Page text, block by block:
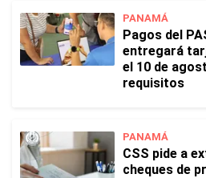
PANAMÁ
Pagos del
entregará
el 10 de
requisitos
PANAMÁ
CSS pide a
cheques de